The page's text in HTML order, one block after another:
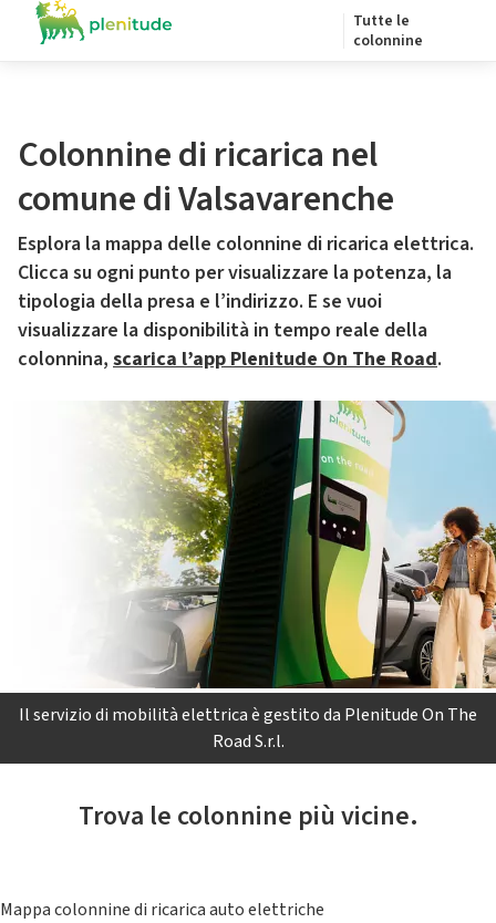
Tutte le
colonnine
Colonnine di ricarica nel
comune di Valsavarenche
Esplora la mappa delle colonnine di ricarica elettrica.
Clicca su ogni punto per visualizzare la potenza, la
tipologia della presa e l’indirizzo. E se vuoi
visualizzare la disponibilità in tempo reale della
colonnina, scarica l’app Plenitude On The Road.
Il servizio di mobilità elettrica è gestito da Plenitude On The
Road S.r.l.
Trova le colonnine più vicine.
Mappa colonnine di ricarica auto elettriche